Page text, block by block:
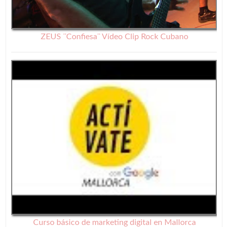
ZEUS ¨Confiesa¨ Vídeo Clip Rock Cubano
Curso básico de marketing digital en Mallorca